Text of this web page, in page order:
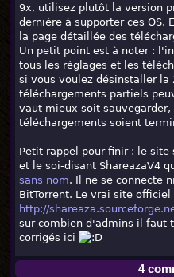
9x, utilisez plutôt la version
dernière à supporter ces OS.
la page détaillée des
Un petit point est à noter :
tous les réglages et les
si vous voulez désinstaller la
téléchargements partiels
vaut mieux soit
téléchargements soient
Petit rappel pour finir : le site
et le soi-disant ShareazaV4
sans nom. Il ne se connecte
BitTorrent. Le vrai site officiel
http://
sur combien d'admins il faut
corrigés ici
4